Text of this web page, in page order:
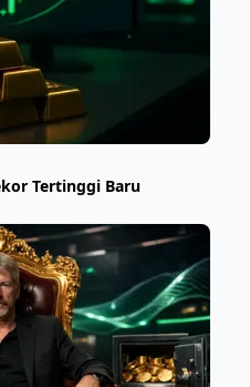
Tertinggi Baru